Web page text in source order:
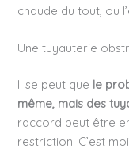
chaude du tout, ou
Une tuyauterie
Il se peut que le
même, mais des
raccord peut être
restriction. C’est